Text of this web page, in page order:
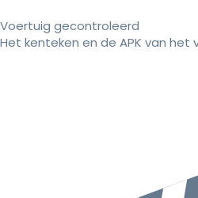
Voertuig gecontroleerd
Het kenteken en de APK van